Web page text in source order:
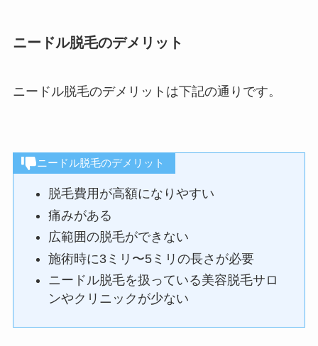
ニードル脱毛のデメリット
ニードル脱毛のデメリットは下記の通りです。
ニードル脱毛のデメリット
脱毛費用が高額になりやすい
痛みがある
広範囲の脱毛ができない
施術時に3ミリ〜5ミリの長さが必要
ニードル脱毛を扱っている美容脱毛サロ
ンやクリニックが少ない